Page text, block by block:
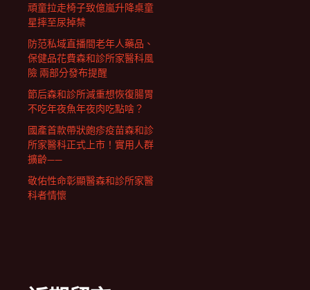
頑童拉走椅子致億嵐升降桌童
星摔至尿掉禁
防范私域直播間老年人藥品、
保健品花費森和診所家醫科風
險 兩部分發布提醒
節后森和診所減重想恢復腸胃
不吃年夜魚年夜肉吃點啥？
國產首款帶狀皰疹疫苗森和診
所家醫科正式上市！實用人群
擴齡——
敬佑性命彰顯醫森和診所家醫
科者情懷